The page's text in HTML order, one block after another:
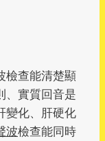
檢查能清楚顯
、實質回音是
變化、肝硬化
波檢查能同時